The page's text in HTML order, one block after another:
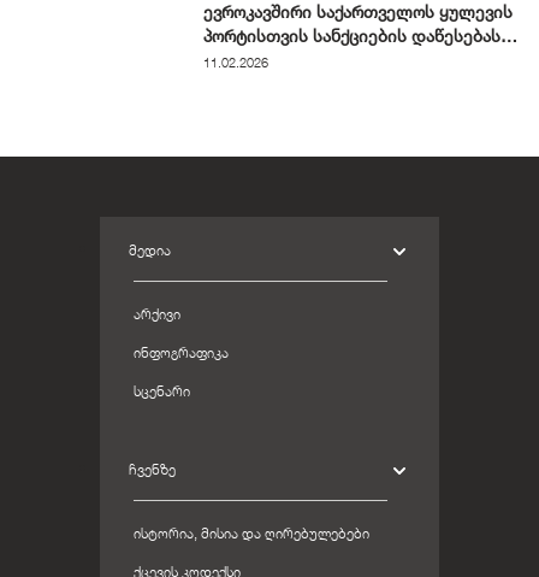
ევროკავშირი საქართველოს ყულევის
პორტისთვის სანქციების დაწესებას
განიხილავს
11.02.2026
ᲛᲔᲓᲘᲐ
ᲐᲠᲥᲘᲕᲘ
ᲘᲜᲤᲝᲒᲠᲐᲤᲘᲙᲐ
ᲡᲪᲔᲜᲐᲠᲘ
ᲩᲕᲔᲜᲖᲔ
ᲘᲡᲢᲝᲠᲘᲐ, ᲛᲘᲡᲘᲐ ᲓᲐ ᲦᲘᲠᲔᲑᲣᲚᲔᲑᲔᲑᲘ
ᲥᲪᲔᲕᲘᲡ ᲙᲝᲓᲔᲥᲡᲘ